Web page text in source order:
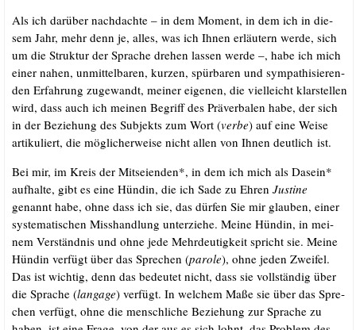
Als ich dar­über nach­dach­te – in dem Moment, in dem ich in die­
sem Jahr, mehr denn je, alles, was ich Ihnen erläu­tern wer­de, sich
um die Struk­tur der Spra­che dre­hen las­sen wer­de –, habe ich mich
einer nahen, unmit­tel­ba­ren, kur­zen, spür­ba­ren und sym­pa­thi­sie­ren­
den Erfah­rung zuge­wandt, mei­ner eige­nen, die viel­leicht klar­stel­len
wird, dass auch ich mei­nen Begriff des Prä­ver­ba­len habe, der sich
in der Bezie­hung des Sub­jekts zum Wort (ver­be) auf eine Wei­se
arti­ku­liert, die mög­li­cher­wei­se nicht allen von Ihnen deut­lich ist.
Bei mir, im Kreis der Mit­sei­en­den*, in dem ich mich als Dasein*
auf­hal­te, gibt es eine Hün­din, die ich Sade zu Ehren Jus­ti­ne
genannt habe, ohne dass ich sie, das dür­fen Sie mir glau­ben, einer
sys­te­ma­ti­schen Miss­hand­lung unter­zie­he. Mei­ne Hün­din, in mei­
nem Ver­ständ­nis und ohne jede Mehr­deu­tig­keit spricht sie. Mei­ne
Hün­din ver­fügt über das Spre­chen (paro­le), ohne jeden Zwei­fel.
Das ist wich­tig, denn das bedeu­tet nicht, dass sie voll­stän­dig über
die Spra­che (lan­ga­ge) ver­fügt. In wel­chem Maße sie über das Spre­
chen ver­fügt, ohne die mensch­li­che Bezie­hung zur Spra­che zu